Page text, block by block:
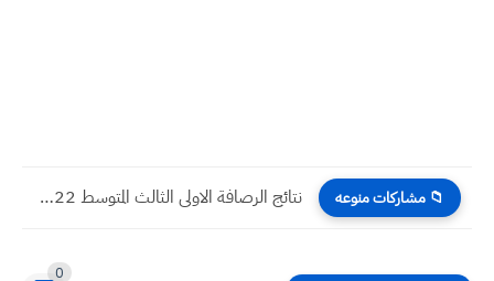
📁 مشاركات منوعه نتائج الرصافة الاولى الثالث المتوسط 2022 الدور الاول
0